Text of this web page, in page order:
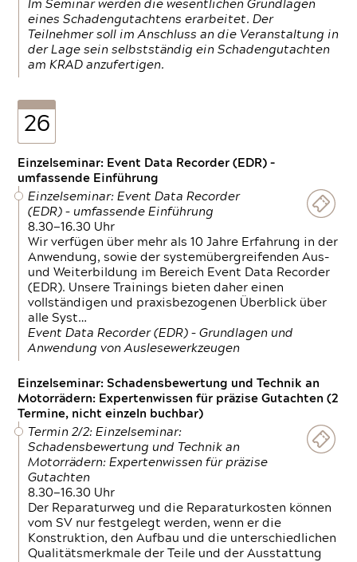
Im Seminar werden die wesentlichen Grundlagen
eines Schadengutachtens erarbeitet. Der
Teilnehmer soll im Anschluss an die Veranstaltung in
der Lage sein selbstständig ein Schadengutachten
am KRAD anzufertigen.
26
Einzelseminar: Event Data Recorder (EDR) –
umfassende Einführung
Einzelseminar: Event Data Recorder
(EDR) – umfassende Einführung
8.30—16.30 Uhr
Wir verfügen über mehr als 10 Jahre Erfahrung in der
Anwendung, sowie der systemübergreifenden Aus-
und Weiterbildung im Bereich Event Data Recorder
(EDR). Unsere Trainings bieten daher einen
vollständigen und praxisbezogenen Überblick über
alle Syst…
Event Data Recorder (EDR) – Grundlagen und
Anwendung von Auslesewerkzeugen
Einzelseminar: Schadensbewertung und Technik an
Motorrädern: Expertenwissen für präzise Gutachten (2
Termine, nicht einzeln buchbar)
Termin 2/2: Einzelseminar:
Schadensbewertung und Technik an
Motorrädern: Expertenwissen für präzise
Gutachten
8.30—16.30 Uhr
Der Reparaturweg und die Reparaturkosten können
vom SV nur festgelegt werden, wenn er die
Konstruktion, den Aufbau und die unterschiedlichen
Qualitätsmerkmale der Teile und der Ausstattung